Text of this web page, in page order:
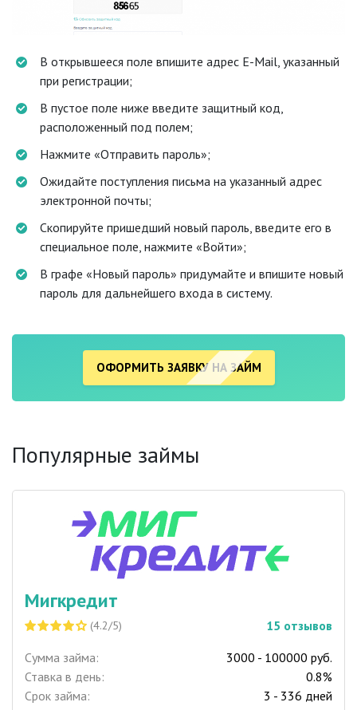
В открывшееся поле впишите адрес E-Mail, указанный
при регистрации;
В пустое поле ниже введите защитный код,
расположенный под полем;
Нажмите «Отправить пароль»;
Ожидайте поступления письма на указанный адрес
электронной почты;
Скопируйте пришедший новый пароль, введите его в
специальное поле, нажмите «Войти»;
В графе «Новый пароль» придумайте и впишите новый
пароль для дальнейшего входа в систему.
ОФОРМИТЬ ЗАЯВКУ НА ЗАЙМ
Популярные займы
Мигкредит
(4.2/5) 15 отзывов
Сумма займа:
3000 - 100000 руб.
Ставка в день:
0.8%
Срок займа:
3 - 336 дней